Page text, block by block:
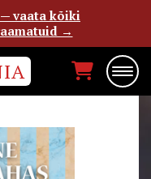
vaata kõiki
→